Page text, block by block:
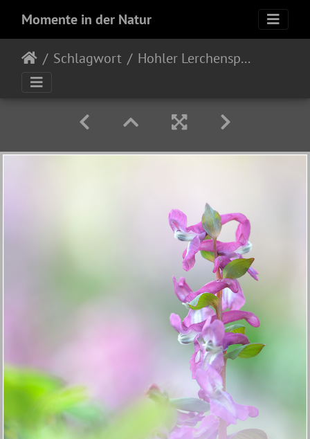
Momente in der Natur
Schlagwort Hohler Lerchensporn (Corydalis cava)